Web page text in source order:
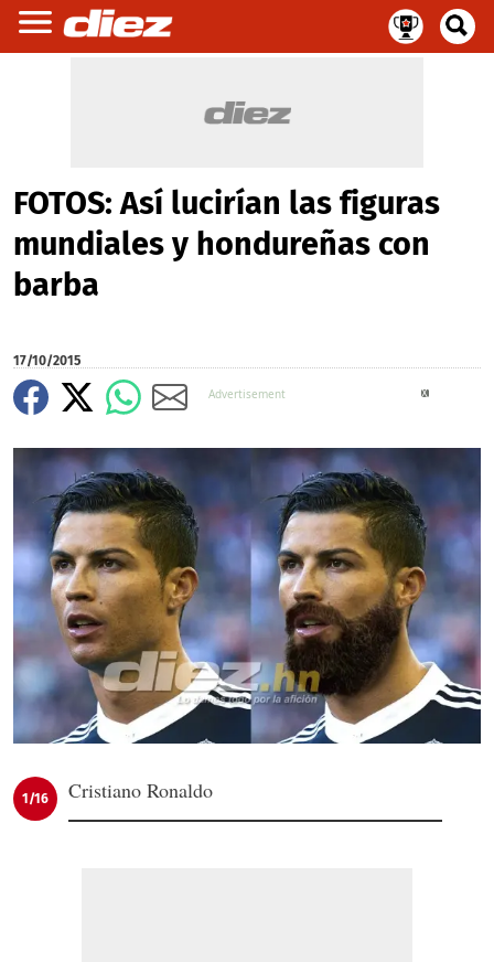
FOTOS: Así lucirían las figuras
mundiales y hondureñas con
barba
17/10/2015
1/16 Cristiano Ronaldo
X